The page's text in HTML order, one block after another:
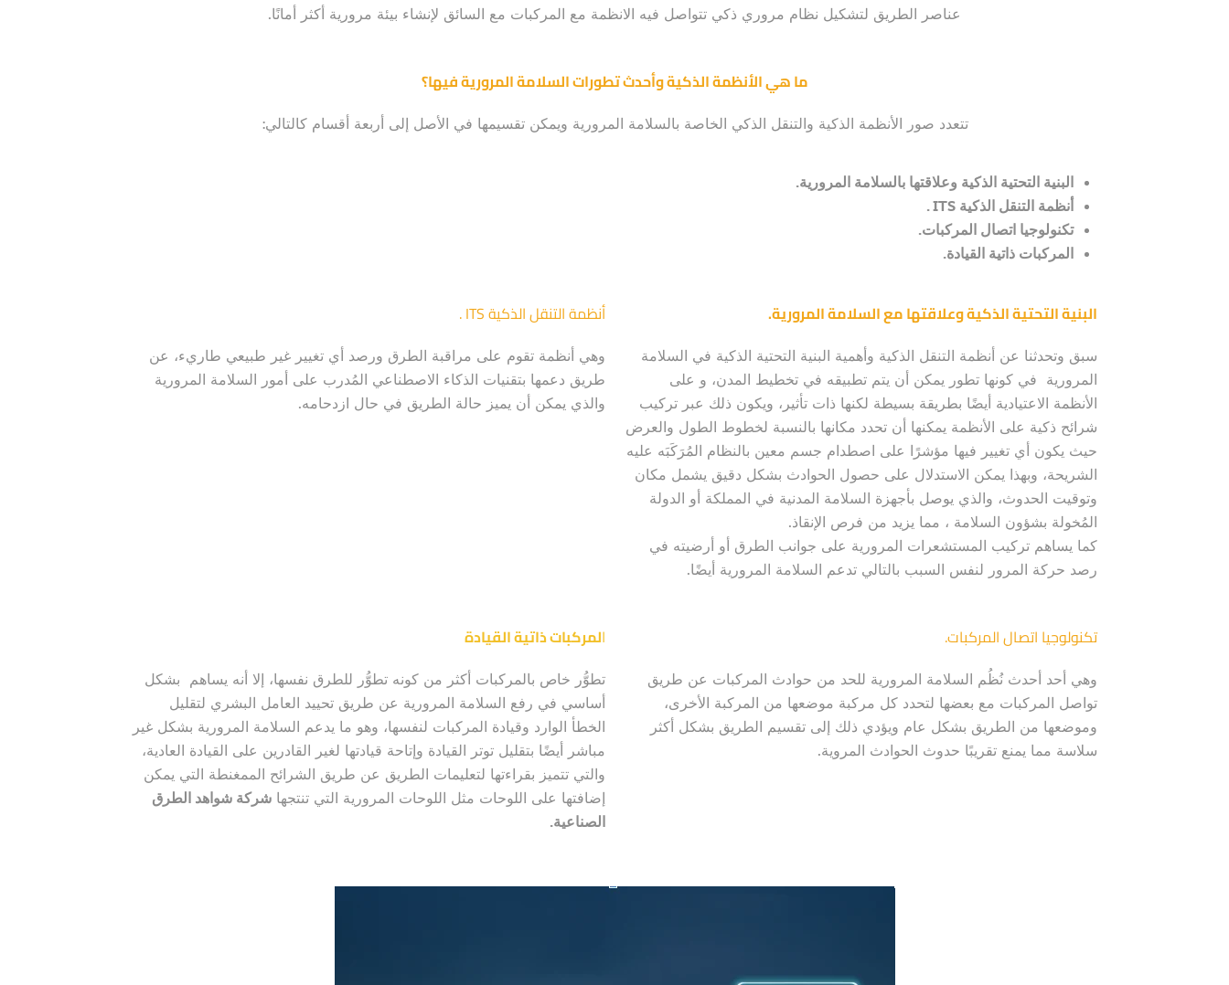
عناصر الطريق لتشكيل نظام مروري ذكي تتواصل فيه الانظمة مع المركبات مع السائق لإنشاء بيئة مرورية أكثر أمانًا.
ما هي الأنظمة الذكية وأحدث تطورات السلامة المرورية فيها؟
تتعدد صور الأنظمة الذكية والتنقل الذكي الخاصة بالسلامة المرورية ويمكن تقسيمها في الأصل إلى أربعة أقسام كالتالي:
البنية التحتية الذكية وعلاقتها بالسلامة المرورية.
أنظمة التنقل الذكية ITS .
تكنولوجيا اتصال المركبات.
المركبات ذاتية القيادة.
البنية التحتية الذكية وعلاقتها مع السلامة المرورية.
سبق وتحدثنا عن أنظمة التنقل الذكية وأهمية البنية التحتية الذكية في السلامة
المرورية في كونها تطور يمكن أن يتم تطبيقه في تخطيط المدن، و على
الأنظمة الاعتيادية أيضًا بطريقة بسيطة لكنها ذات تأثير، ويكون ذلك عبر تركيب
شرائح ذكية على الأنظمة يمكنها أن تحدد مكانها بالنسبة لخطوط الطول والعرض
حيث يكون أي تغيير فيها مؤشرًا على اصطدام جسم معين بالنظام المُرَكَبَه عليه
الشريحة، وبهذا يمكن الاستدلال على حصول الحوادث بشكل دقيق يشمل مكان
وتوقيت الحدوث، والذي يوصل بأجهزة السلامة المدنية في المملكة أو الدولة
المُخولة بشؤون السلامة ، مما يزيد من فرص الإنقاذ.
كما يساهم تركيب المستشعرات المرورية على جوانب الطرق أو أرضيته في
رصد حركة المرور لنفس السبب بالتالي تدعم السلامة المرورية أيضًا.
أنظمة التنقل الذكية ITS .
وهي أنظمة تقوم على مراقبة الطرق ورصد أي تغيير غير طبيعي طاريء، عن
طريق دعمها بتقنيات الذكاء الاصطناعي المُدرب على أمور السلامة المرورية
والذي يمكن أن يميز حالة الطريق في حال ازدحامه.
تكنولوجيا اتصال المركبات.
وهي أحد أحدث نُظُم السلامة المرورية للحد من حوادث المركبات عن طريق
تواصل المركبات مع بعضها لتحدد كل مركبة موضعها من المركبة الأخرى،
وموضعها من الطريق بشكل عام ويؤدي ذلك إلى تقسيم الطريق بشكل أكثر
سلاسة مما يمنع تقريبًا حدوث الحوادث المروية.
المركبات ذاتية القيادة
تطوُّر خاص بالمركبات أكثر من كونه تطوُّر للطرق نفسها، إلا أنه يساهم بشكل
أساسي في رفع السلامة المرورية عن طريق تحييد العامل البشري لتقليل
الخطأ الوارد وقيادة المركبات لنفسها، وهو ما يدعم السلامة المرورية بشكل غير
مباشر أيضًا بتقليل توتر القيادة وإتاحة قيادتها لغير القادرين على القيادة العادية،
والتي تتميز بقراءتها لتعليمات الطريق عن طريق الشرائح الممغنطة التي يمكن
إضافتها على اللوحات مثل اللوحات المرورية التي تنتجها شركة شواهد الطرق
الصناعية.